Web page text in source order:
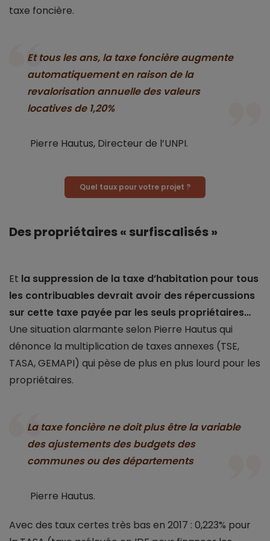
taxe foncière.
Et tous les ans, la taxe foncière augmente
automatiquement en raison de la
revalorisation annuelle des valeurs
locatives de 1,20%
Pierre Hautus, Directeur de l’UNPI.
Quel taux pour votre projet ?
Des propriétaires « surfiscalisés »
Et la suppression de la taxe d’habitation pour tous
les contribuables devrait avoir des répercussions
sur cette taxe payée par les seuls propriétaires…
Une situation alarmante selon Pierre Hautus qui
dénonce la multiplication de taxes annexes (TSE,
TASA, GEMAPI) qui pèse de plus en plus lourd pour les
propriétaires.
La taxe foncière ne doit plus être la variable
des ajustements des budgets des
communes ou des départements
Pierre Hautus.
Avec des taux certes très bas en 2017 : 0,223% pour